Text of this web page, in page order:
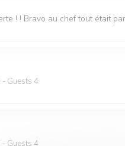
! ! Bravo au chef tout était
Guests 4
Guests 4